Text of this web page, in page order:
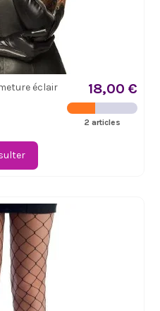
éclair 18,00 €
2 articles